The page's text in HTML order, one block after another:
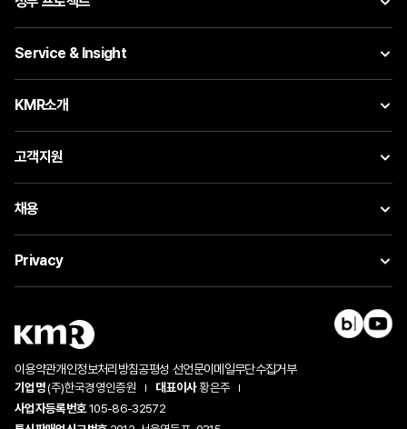
Service & Insight
KMR소개
고객지원
채용
Privacy
이용약관개인정보처리방침공평성 선언문이메일무단수집거부
기업명(주)한국경영인증원 대표이사황은주
사업자등록번호105-86-32572